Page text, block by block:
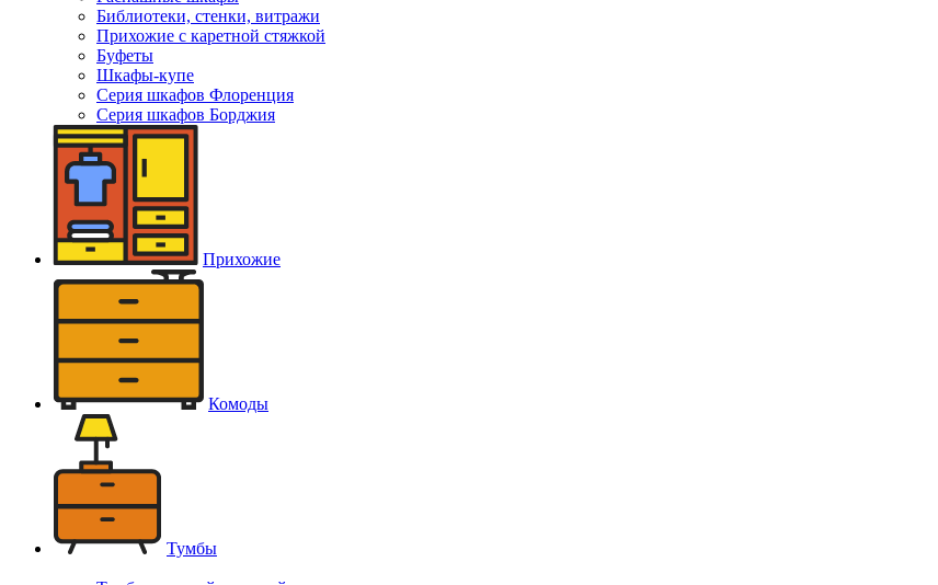
Библиотеки, стенки, витражи
Прихожие с каретной стяжкой
Буфеты
Шкафы-купе
Серия шкафов Флоренция
Серия шкафов Борджия
Прихожие
Комоды
Тумбы